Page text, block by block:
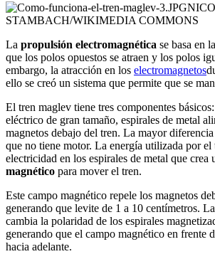
STAMBACH/WIKIMEDIA COMMONS
La propulsión electromagnética se basa en
que los polos opuestos se atraen y los polos
embargo, la atracción en los electromagnetos
ello se creó un sistema que permite que se
El tren maglev tiene tres componentes
eléctrico de gran tamaño, espirales de metal
magnetos debajo del tren. La mayor
que no tiene motor. La energía utilizada por el
electricidad en los espirales de metal que crea
magnético para mover el tren.
Este campo magnético repele los magnetos
generando que levite de 1 a 10 centímetros.
cambia la polaridad de los espirales
generando que el campo magnético en frente
hacia adelante.